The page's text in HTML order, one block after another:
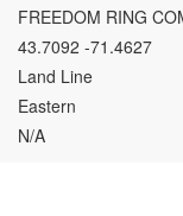
FREEDOM RING
43.7092 -71.4627
Land Line
Eastern
N/A